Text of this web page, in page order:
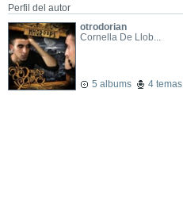
Perfil del autor
otrodorian
Cornella De Llob...
5 albums 4 temas